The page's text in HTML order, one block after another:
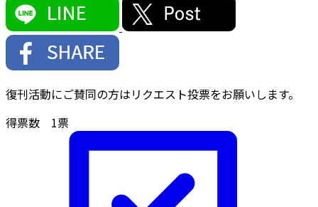
復刊活動にご賛同の方はリクエスト投票をお願いします。
得票数 1票